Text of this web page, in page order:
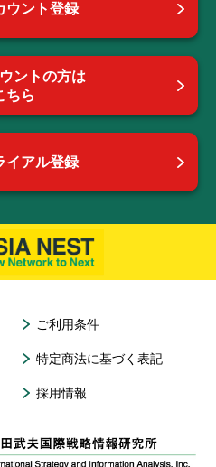
ウント登録
ントの方は
ちら
イアル登録
ご利用条件
特定商法に基づく表記
採用情報